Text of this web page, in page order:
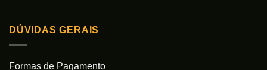
DÚVIDAS GERAIS
Formas de Pagamento